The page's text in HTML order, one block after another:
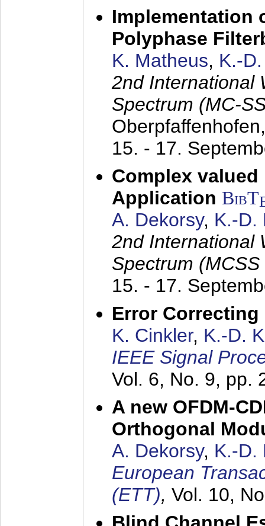
Implementation
Polyphase
K. Matheus, K.-
2nd International
Spectrum (MC-
15. - 17.
Complex valued
Application BibT
A. Dekorsy, K.-D.
2nd International
Spectrum
15. - 17.
Error
K. Cinkler, K.-D.
IEEE Signal
Vol. 6, No. 9, pp.
A new OFDM-
Orthogonal
A. Dekorsy, K.-D.
European
(ETT), Vol. 10,